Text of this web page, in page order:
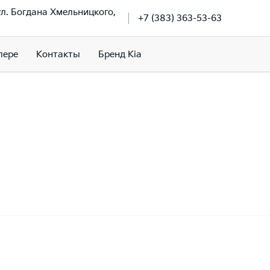
Богдана Хмельницкого,
+7 (383) 363-53-63
Контакты Бренд Kia